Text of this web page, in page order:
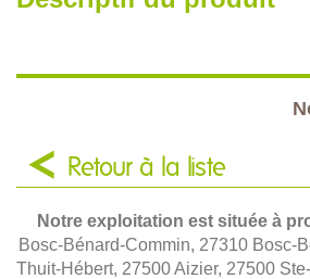
Retour à la liste
Notre exploitation est située à
Bosc-Bénard-Commin, 27310 Bosc-
Thuit-Hébert, 27500 Aizier, 27500